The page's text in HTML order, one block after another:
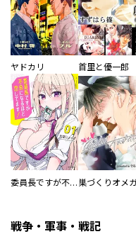
ヤドカリ 首里と優一郎
委員長ですが不良になるほど恋してます！
戦争・軍事・戦記